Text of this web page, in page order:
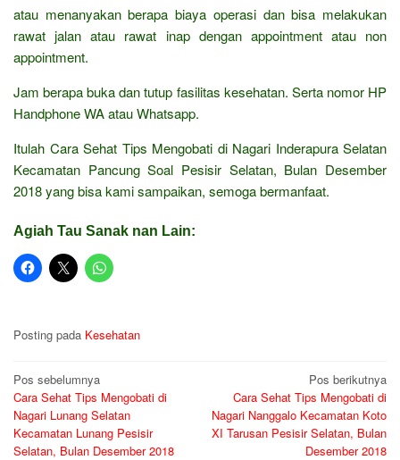
atau menanyakan berapa biaya operasi dan bisa melakukan
rawat jalan atau rawat inap dengan appointment atau non
appointment.
Jam berapa buka dan tutup fasilitas kesehatan. Serta nomor HP
Handphone WA atau Whatsapp.
Itulah Cara Sehat Tips Mengobati di Nagari Inderapura Selatan
Kecamatan Pancung Soal Pesisir Selatan, Bulan Desember
2018 yang bisa kami sampaikan, semoga bermanfaat.
Agiah Tau Sanak nan Lain:
Posting pada Kesehatan
Navigasi
pos
Pos sebelumnya
Cara Sehat Tips Mengobati di
Nagari Lunang Selatan
Kecamatan Lunang Pesisir
Selatan, Bulan Desember 2018
Pos berikutnya
Cara Sehat Tips Mengobati di
Nagari Nanggalo Kecamatan Koto
XI Tarusan Pesisir Selatan, Bulan
Desember 2018